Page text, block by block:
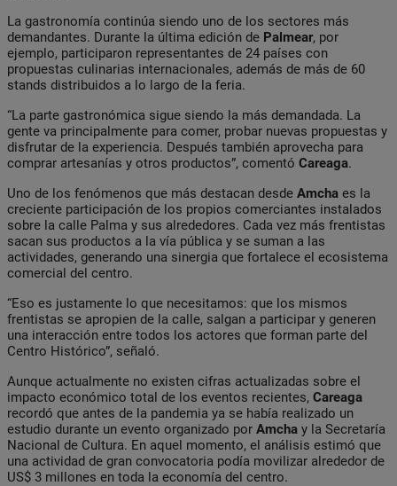
La gastronomía continúa siendo uno de los sectores más
demandantes. Durante la última edición de Palmear, por
ejemplo, participaron representantes de 24 países con
propuestas culinarias internacionales, además de más de 60
stands distribuidos a lo largo de la feria.
“La parte gastronómica sigue siendo la más demandada. La
gente va principalmente para comer, probar nuevas propuestas y
disfrutar de la experiencia. Después también aprovecha para
comprar artesanías y otros productos”, comentó Careaga.
Uno de los fenómenos que más destacan desde Amcha es la
creciente participación de los propios comerciantes instalados
sobre la calle Palma y sus alrededores. Cada vez más frentistas
sacan sus productos a la vía pública y se suman a las
actividades, generando una sinergia que fortalece el ecosistema
comercial del centro.
“Eso es justamente lo que necesitamos: que los mismos
frentistas se apropien de la calle, salgan a participar y generen
una interacción entre todos los actores que forman parte del
Centro Histórico”, señaló.
Aunque actualmente no existen cifras actualizadas sobre el
impacto económico total de los eventos recientes, Careaga
recordó que antes de la pandemia ya se había realizado un
estudio durante un evento organizado por Amcha y la Secretaría
Nacional de Cultura. En aquel momento, el análisis estimó que
una actividad de gran convocatoria podía movilizar alrededor de
US$ 3 millones en toda la economía del centro.